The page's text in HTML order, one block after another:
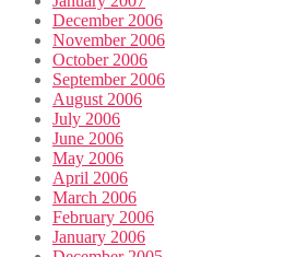
December 2006
November 2006
October 2006
September 2006
August 2006
July 2006
June 2006
May 2006
April 2006
March 2006
February 2006
January 2006